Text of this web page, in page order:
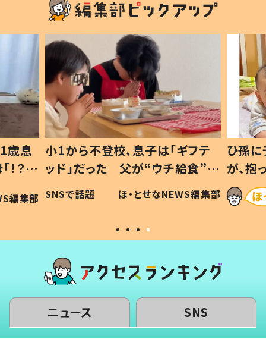
歳息
？」
編集部
小1から不登校、息子は「ギフテ
ッド」だった 父が“ウチ給食”を
作り続ける理由とは #令和の親
#令和の子
SNSで話題 ほ・とせなNEWS編集部
ひ孫
が、
「涙が
い」
ニュース SNS